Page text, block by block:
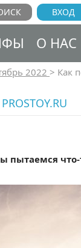
ВХОД
О НАС
2022 > Как
пытаемся